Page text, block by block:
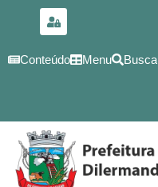
conteúdo
Conteúdo Menu Busca